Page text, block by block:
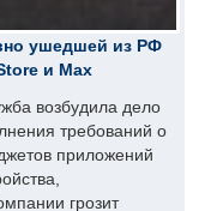
ушедшей из РФ
и Max
возбудила дело
требований о
приложений
грозит